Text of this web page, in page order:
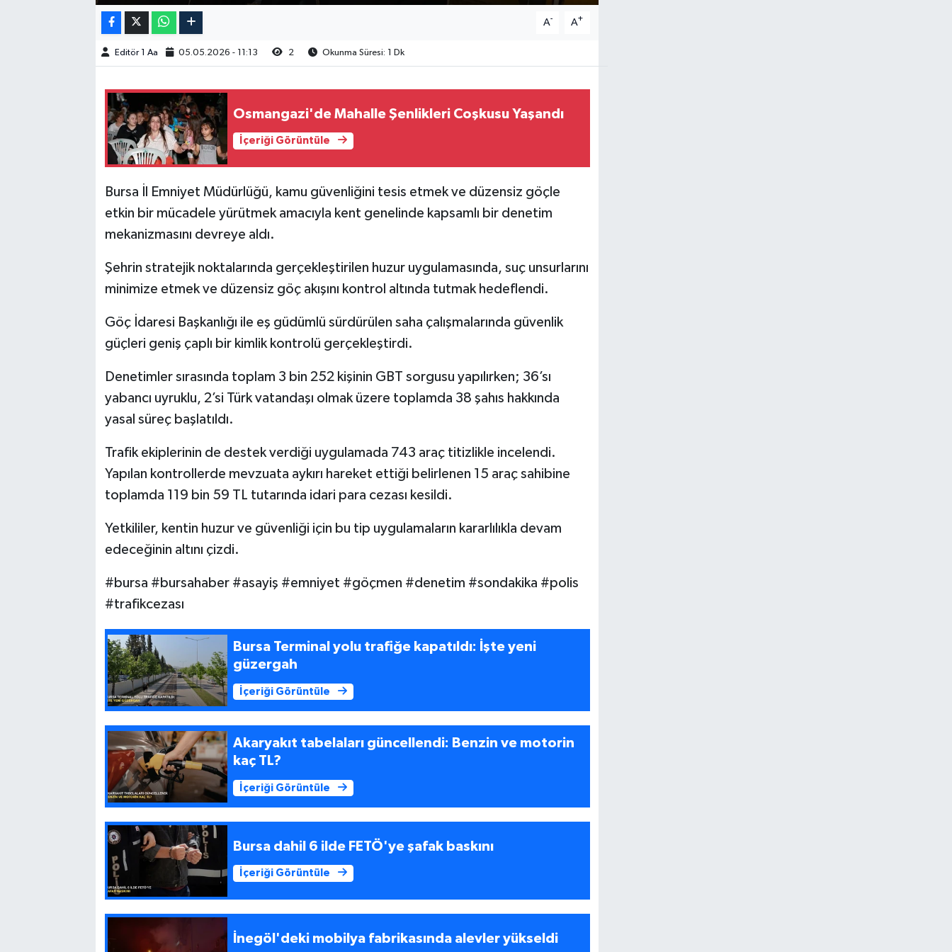
A- A+
Editör 1 Aa 05.05.2026 - 11:13 2 Okunma Süresi: 1 Dk
Osmangazi'de Mahalle Şenlikleri Coşkusu Yaşandı
İçeriği Görüntüle
Bursa İl Emniyet Müdürlüğü, kamu güvenliğini tesis etmek ve düzensiz göçle
etkin bir mücadele yürütmek amacıyla kent genelinde kapsamlı bir denetim
mekanizmasını devreye aldı.
Şehrin stratejik noktalarında gerçekleştirilen huzur uygulamasında, suç unsurlarını
minimize etmek ve düzensiz göç akışını kontrol altında tutmak hedeflendi.
Göç İdaresi Başkanlığı ile eş güdümlü sürdürülen saha çalışmalarında güvenlik
güçleri geniş çaplı bir kimlik kontrolü gerçekleştirdi.
Denetimler sırasında toplam 3 bin 252 kişinin GBT sorgusu yapılırken; 36’sı
yabancı uyruklu, 2’si Türk vatandaşı olmak üzere toplamda 38 şahıs hakkında
yasal süreç başlatıldı.
Trafik ekiplerinin de destek verdiği uygulamada 743 araç titizlikle incelendi.
Yapılan kontrollerde mevzuata aykırı hareket ettiği belirlenen 15 araç sahibine
toplamda 119 bin 59 TL tutarında idari para cezası kesildi.
Yetkililer, kentin huzur ve güvenliği için bu tip uygulamaların kararlılıkla devam
edeceğinin altını çizdi.
#bursa #bursahaber #asayiş #emniyet #göçmen #denetim #sondakika #polis
#trafikcezası
Bursa Terminal yolu trafiğe kapatıldı: İşte yeni
güzergah
İçeriği Görüntüle
Akaryakıt tabelaları güncellendi: Benzin ve motorin
kaç TL?
İçeriği Görüntüle
Bursa dahil 6 ilde FETÖ'ye şafak baskını
İçeriği Görüntüle
İnegöl'deki mobilya fabrikasında alevler yükseldi